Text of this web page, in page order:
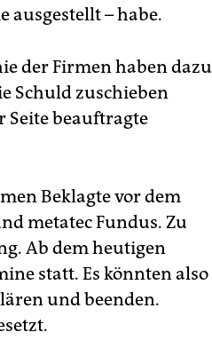
ausgestellt – habe.
der Firmen haben dazu
Schuld zuschieben
Seite beauftragte
Beklagte vor dem
metatec Fundus. Zu
Ab dem heutigen
statt. Es könnten also
und beenden.